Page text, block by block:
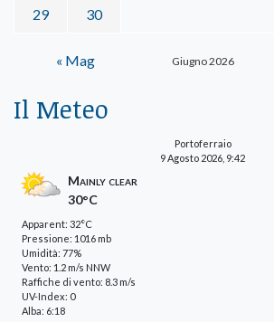
Giugno 2026
29 30
« Mag
Il Meteo
Portoferraio
9 Agosto 2026, 9:42
Mainly clear
30°C
Apparent: 32°C
Pressione: 1016 mb
Umidità: 77%
Vento: 1.2 m/s NNW
Raffiche di vento: 8.3 m/s
UV-Index: 0
Alba: 6:18